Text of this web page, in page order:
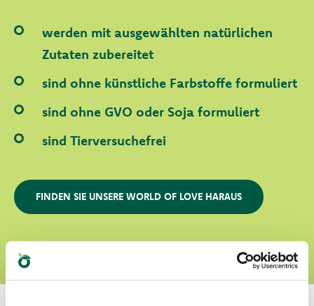
werden mit ausgewählten natürlichen
Zutaten zubereitet
sind ohne künstliche Farbstoffe formuliert
sind ohne GVO oder Soja formuliert
sind Tierversuchefrei
FINDEN SIE UNSERE WORLD OF LOVE HARAUS